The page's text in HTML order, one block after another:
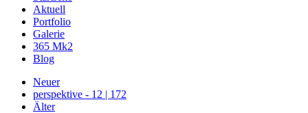
Aktuell
Portfolio
Galerie
365 Mk2
Blog
Neuer
perspektive - 12 | 172
Älter